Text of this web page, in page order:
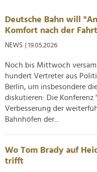
Deutsche Bahn will
Komfort nach der Fahrt
NEWS | 19.05.2026
Noch bis Mittwoch
hundert Vertreter aus
Berlin, um insbesondere
diskutieren: Die Konferenz
Verbesserung der
Bahnhöfen der...
Wo Tom Brady auf
trifft